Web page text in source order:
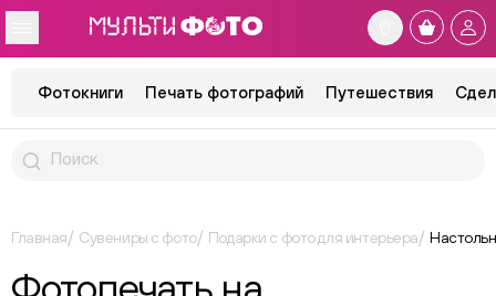
Фотокниги Печать фотографий Путешествия
Главная Сувениры с фото Подарки с фото для интерьера